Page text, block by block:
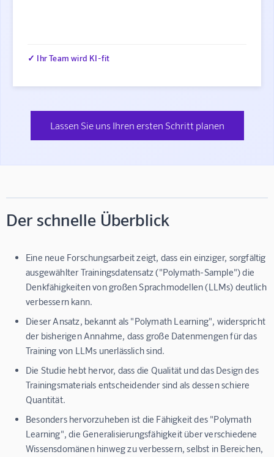
✓ Ihr Team wird KI-fit
Lassen Sie uns Ihren ersten Schritt planen
Der schnelle Überblick
Eine neue Forschungsarbeit zeigt, dass ein einziger, sorgfältig
ausgewählter Trainingsdatensatz ("Polymath-Sample") die
Denkfähigkeiten von großen Sprachmodellen (LLMs) deutlich
verbessern kann.
Dieser Ansatz, bekannt als "Polymath Learning", widerspricht
der bisherigen Annahme, dass große Datenmengen für das
Training von LLMs unerlässlich sind.
Die Studie hebt hervor, dass die Qualität und das Design des
Trainingsmaterials entscheidender sind als dessen schiere
Quantität.
Besonders hervorzuheben ist die Fähigkeit des "Polymath
Learning", die Generalisierungsfähigkeit über verschiedene
Wissensdomänen hinweg zu verbessern, selbst in Bereichen,